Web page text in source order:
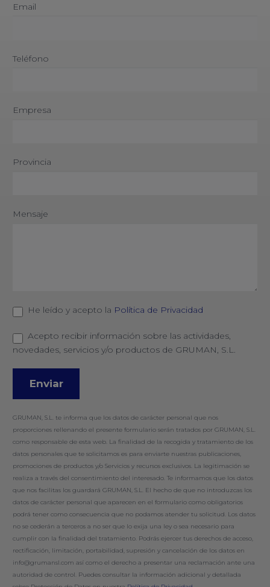
Email
Teléfono
Empresa
Provincia
Mensaje
He leído y acepto la Política de Privacidad
Acepto recibir información sobre las actividades,
novedades, servicios y/o productos de GRUMAN, S.L.
GRUMAN, S.L. te informa que los datos de carácter personal que nos
proporciones rellenando el presente formulario serán tratados por GRUMAN, S.L.
como responsable de esta web. La finalidad de la recogida y tratamiento de los
datos personales que te solicitamos es para enviarte nuestras publicaciones,
promociones de productos y/o Servicios y recursos exclusivos. La legitimación se
realiza a través del consentimiento del interesado. Te informamos que los datos
que nos facilitas los guardará GRUMAN, S.L. El hecho de que no introduzcas los
datos de carácter personal que aparecen en el formulario como obligatorios
podrá tener como consecuencia que no podamos atender tu solicitud. Los datos
no se cederán a terceros a no ser que lo exija una ley o sea necesario para
cumplir con la finalidad del tratamiento. Podrás ejercer tus derechos de acceso,
rectificación, limitación, portabilidad, supresión y cancelación de los datos en
info@grumansl.com así como el derecho a presentar una reclamación ante una
autoridad de control. Puedes consultar la información adicional y detallada